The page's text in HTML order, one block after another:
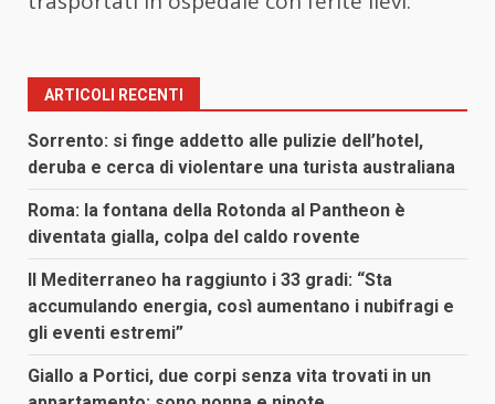
ARTICOLI RECENTI
Sorrento: si finge addetto alle pulizie dell’hotel,
deruba e cerca di violentare una turista australiana
Roma: la fontana della Rotonda al Pantheon è
diventata gialla, colpa del caldo rovente
Il Mediterraneo ha raggiunto i 33 gradi: “Sta
accumulando energia, così aumentano i nubifragi e
gli eventi estremi”
Giallo a Portici, due corpi senza vita trovati in un